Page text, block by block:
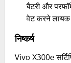
बैटरी और
वेट करने लायक
निष्कर्ष
Vivo X300e